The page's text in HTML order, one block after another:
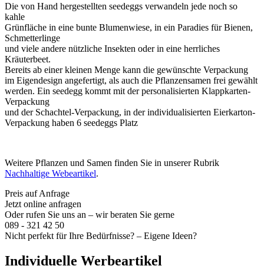
Die von Hand hergestellten seedeggs verwandeln jede noch so
kahle
Grünfläche in eine bunte Blumenwiese, in ein Paradies für Bienen,
Schmetterlinge
und viele andere nützliche Insekten oder in eine herrliches
Kräuterbeet.
Bereits ab einer kleinen Menge kann die gewünschte Verpackung
im Eigendesign angefertigt, als auch die Pflanzensamen frei gewählt
werden. Ein seedegg kommt mit der personalisierten Klappkarten-
Verpackung
und der Schachtel-Verpackung, in der individualisierten Eierkarton-
Verpackung haben 6 seedeggs Platz
Weitere Pflanzen und Samen finden Sie in unserer Rubrik
Nachhaltige Webeartikel.
Preis auf Anfrage
Jetzt online anfragen
Oder rufen Sie uns an – wir beraten Sie gerne
089 - 321 42 50
Nicht perfekt für Ihre Bedürfnisse? – Eigene Ideen?
Individuelle Werbeartikel